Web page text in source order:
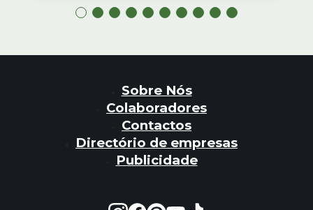
Sobre Nós
Colaboradores
Contactos
Directório de empresas
Publicidade